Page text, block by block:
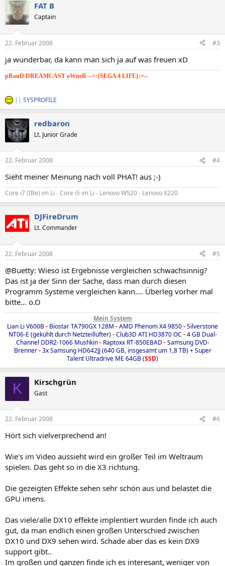
FAT B
Captain
22. Februar 2008 #3
ja wunderbar, da kann man sich ja auf was freuen xD
pRouD DREAMCAST oWneR --=:{SEGA 4 LIFE}:=--
|| SYSPROFILE
redbaron
Lt. Junior Grade
22. Februar 2008 #4
Sieht meiner Meinung nach voll PHAT! aus ;-)
Core i7 (IBe) im Li - Core i5 im Li - Lenovo W520 - Lenovo X220
DJFireDrum
Lt. Commander
22. Februar 2008 #5
@Buetty: Wieso ist Ergebnisse vergleichen schwachsinnig?
Das ist ja der Sinn der Sache, dass man durch diesen
Programm Systeme vergleichen kann.... Überleg vorher mal
bitte... o.O
Mein System
Lian Li V600B- Biostar TA790GX 128M -AMD Phenom X4 9850-Silverstone
NT06-E (gekühlt durch Netzteillüfter)-Club3D ATI HD3870 OC -4 GB Dual-
Channel DDR2-1066 Mushkin-Raptoxx RT-850EBAD -Samsung DVD-
Brenner-3x Samsung HD642JJ (640 GB, insgesamt um 1,8 TB) + Super
Talent Ultradrive ME 64GB (SSD)​
K Kirschgrün
Gast
22. Februar 2008 #6
Hört sich vielverprechend an!
Wie's im Video aussieht wird ein großer Teil im Weltraum
spielen. Das geht so in die X3 richtung.
Die gezeigten Effekte sehen sehr schön aus und belastet die
GPU imens.
Das viele/alle DX10 effekte implentiert wurden finde ich auch
gut, da man endlich einen großen Unterschied zwischen
DX10 und DX9 sehen wird. Schade aber das es kein DX9
support gibt..
Im großen und ganzen finde ich es interesant, weniger von